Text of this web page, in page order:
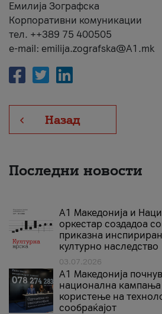
Емилија Зографска
Корпоративни комуникации
тел. ++389 75 400505
e-mail: emilija.zografska@A1.mk
Назад
Последни новости
А1 Македонија и
оркестар создадоа
приказна
културно наследство
03.07.2026
A1 Македонија
национална кампања
користење на
сообраќајот